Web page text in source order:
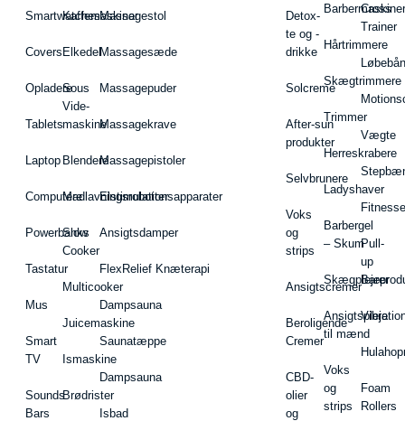
Smartwatches
Covers
Opladere
Tablets
Laptop
Computere
Powerbanks
Tastatur
Mus
Smart
TV
Sounds
Bars
Kaffemaskiner
Elkedel
Sous
Vide-
maskine
Blendere
Madlavningsrobotter
Slow
Cooker
Multicooker
Juicemaskine
Ismaskine
Brødrister
Massagestol
Massagesæde
Massagepuder
Massagekrave
Massagepistoler
Elstimulationsapparater
Ansigtsdamper
FlexRelief Knæterapi
Dampsauna
Saunatæppe
Dampsauna
Isbad
Detox-
te og -
drikke
Solcreme
After-sun
produkter
Selvbrunere
Voks
og
strips
Ansigtscremer
Beroligende
Cremer
CBD-
olier
og
Hårtrimmere
Skægtrimmere
Trimmer
Herreskrabere
Ladyshaver
Barbergel
– Skum
Ansigtspleje
til mænd
Voks
og
strips
Cross
Trainer
Vægte
Pull-
up
Barer
Foam
Rollers